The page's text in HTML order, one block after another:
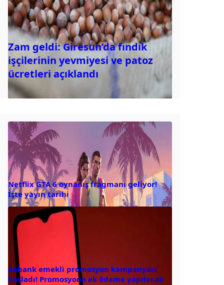
Zam geldi: Giresun’da fındık
işçilerinin yevmiyesi ve patoz
ücretleri açıklandı
Netflix GTA 6 oynanış fragmanı geliyor!
İşte yayın tarihi
Akbank emekli promosyon kampanyası
başladı! Promosyona ek ödeme yapılacak